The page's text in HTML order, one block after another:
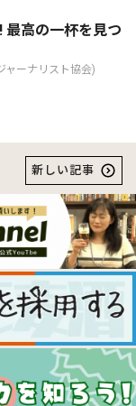
最高の一杯を見つ
ャーナリスト協会)
新しい記事